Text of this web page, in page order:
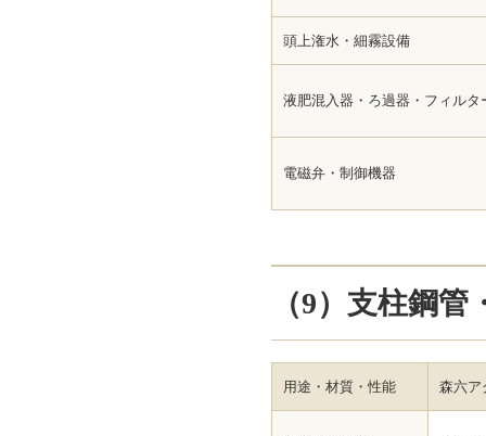
頭上潅水・細霧設備
液肥混入器・ろ過器・フィルタ
電磁弁・制御機器
（9）支柱鋼
用途・材質・性能 森六ア